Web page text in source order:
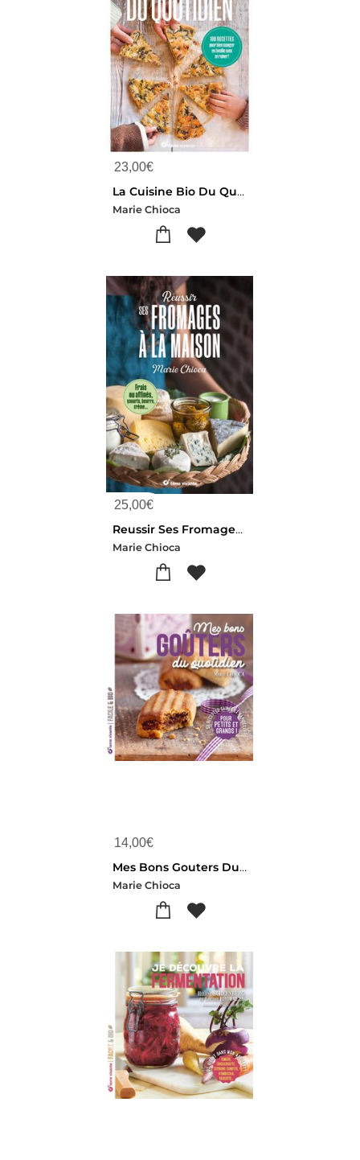
23,00€
La Cuisine Bio Du Quotidien : 100 Recettes Pour Bien Manger En Famille Sans Se Ruiner
Marie Chioca
25,00€
Reussir Ses Fromages A La Maison : Frais Ou Affines, Yaourts, Beurre, Creme...
Marie Chioca
14,00€
Mes Bons Gouters Du Quotidien : 50 Recettes Saines Et Rapides Pour Petits Et Grands !
Marie Chioca